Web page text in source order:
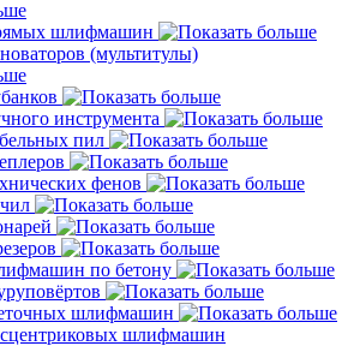
шлифмашин
(мультитулы)
инструмента
пил
фенов
по бетону
шлифмашин
шлифмашин